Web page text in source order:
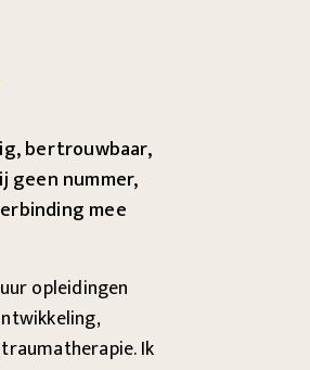
bertrouwbaar,
geen nummer,
mee
opleidingen
Ik